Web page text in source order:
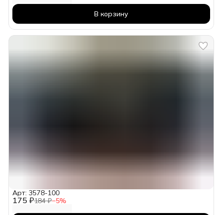
В корзину
175 ₽184 ₽−5%
Арт: 3578-100